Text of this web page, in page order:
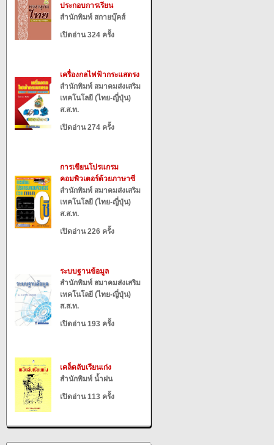
ประกอบการเรียน
สำนักพิมพ์ สกายบุ๊คส์
เปิดอ่าน 324 ครั้ง
เครื่องกลไฟฟ้ากระแสตรง
สำนักพิมพ์ สมาคมส่งเสริม
เทคโนโลยี (ไทย-ญี่ปุ่น)
ส.ส.ท.
เปิดอ่าน 274 ครั้ง
การเขียนโปรแกรม
คอมพิวเตอร์ด้วยภาษาซี
สำนักพิมพ์ สมาคมส่งเสริม
เทคโนโลยี (ไทย-ญี่ปุ่น)
ส.ส.ท.
เปิดอ่าน 226 ครั้ง
ระบบฐานข้อมูล
สำนักพิมพ์ สมาคมส่งเสริม
เทคโนโลยี (ไทย-ญี่ปุ่น)
ส.ส.ท.
เปิดอ่าน 193 ครั้ง
เคล็ดลับเรียนเก่ง
สำนักพิมพ์ น้ำฝน
เปิดอ่าน 113 ครั้ง